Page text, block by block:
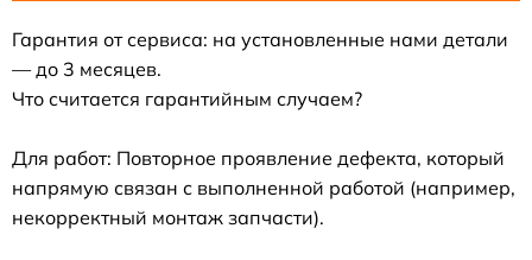
Гарантия от сервиса: на установленные нами детали
— до 3 месяцев.
Что считается гарантийным случаем?
Для работ: Повторное проявление дефекта, который
напрямую связан с выполненной работой (например,
некорректный монтаж запчасти).